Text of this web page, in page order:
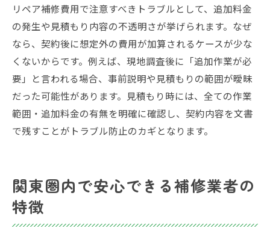
リペア補修費用で注意すべきトラブルとして、追加料金
の発生や見積もり内容の不透明さが挙げられます。なぜ
なら、契約後に想定外の費用が加算されるケースが少な
くないからです。例えば、現地調査後に「追加作業が必
要」と言われる場合、事前説明や見積もりの範囲が曖昧
だった可能性があります。見積もり時には、全ての作業
範囲・追加料金の有無を明確に確認し、契約内容を文書
で残すことがトラブル防止のカギとなります。
関東圏内で安心できる補修業者の
特徴